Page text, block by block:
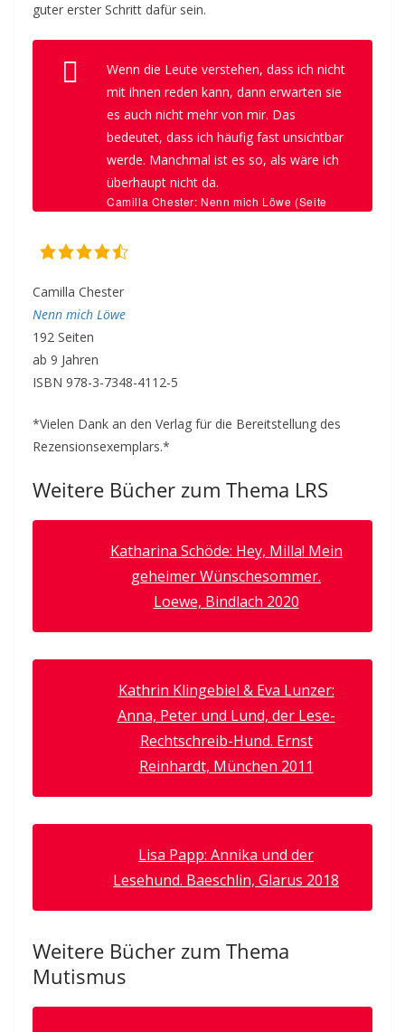
guter erster Schritt dafür sein.
Wenn die Leute verstehen, dass ich nicht
mit ihnen reden kann, dann erwarten sie
es auch nicht mehr von mir. Das
bedeutet, dass ich häufig fast unsichtbar
werde. Manchmal ist es so, als wäre ich
überhaupt nicht da.
Camilla Chester: Nenn mich Löwe (Seite
186+187)
Camilla Chester
Nenn mich Löwe
192 Seiten
ab 9 Jahren
ISBN 978-3-7348-4112-5
*Vielen Dank an den Verlag für die Bereitstellung des
Rezensionsexemplars.*
Weitere Bücher zum Thema LRS
Katharina Schöde: Hey, Milla! Mein
geheimer Wünschesommer.
Loewe, Bindlach 2020
Kathrin Klingebiel & Eva Lunzer:
Anna, Peter und Lund, der Lese-
Rechtschreib-Hund. Ernst
Reinhardt, München 2011
Lisa Papp: Annika und der
Lesehund. Baeschlin, Glarus 2018
Weitere Bücher zum Thema
Mutismus